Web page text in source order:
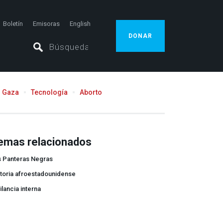
Boletín Emisoras English
DONAR
Gaza Tecnología Aborto
relacionados
Panteras Negras
afroestadounidense
interna